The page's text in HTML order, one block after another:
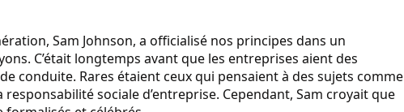
Sam Johnson, a officialisé nos principes dans un
C’était longtemps avant que les entreprises aient des
conduite. Rares étaient ceux qui pensaient à des sujets comme
sociale d’entreprise. Cependant, Sam croyait que